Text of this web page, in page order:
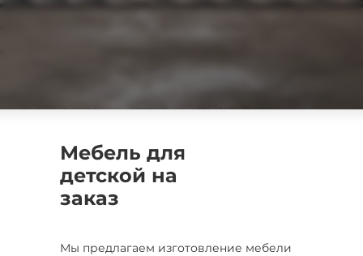
Мы предлагаем изготовление мебели
Мебель для
детской на
заказ